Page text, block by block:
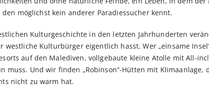
möglichst kein anderer Paradiessucher kennt.
Kulturgeschichte in den letzten Jahrhunderten
Kulturbürger eigentlich hasst. Wer „einsame
auf den Malediven, vollgebaute kleine Atolle mit All-
Und wir finden „Robinson“-Hütten mit Klimaanlage,
nicht zu warm hat.